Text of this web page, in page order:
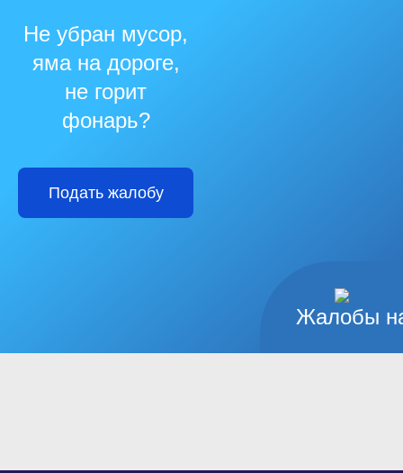
Жалобы
Не убран мусор,
яма на дороге,
не горит
фонарь?
Подать жалобу